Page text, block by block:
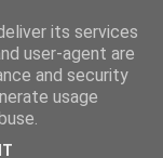
de
its services
user-agent are
and security
usage